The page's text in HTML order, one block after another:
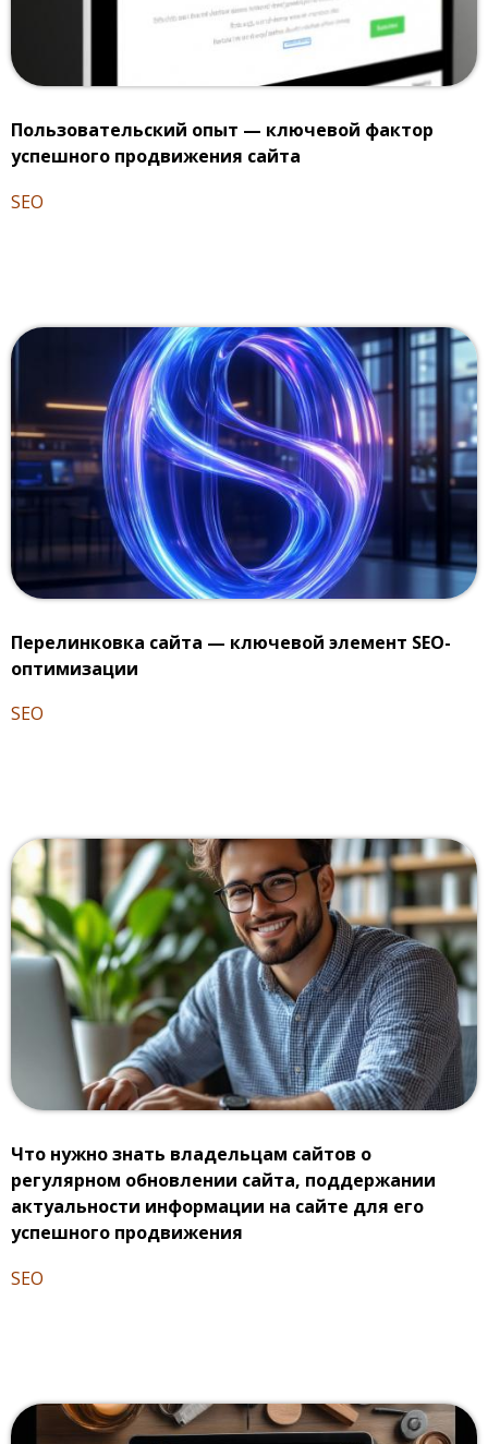
Пользовательский опыт — ключевой фактор
успешного продвижения сайта
SEO
Перелинковка сайта — ключевой элемент SEO-
оптимизации
SEO
Что нужно знать владельцам сайтов о
регулярном обновлении сайта, поддержании
актуальности информации на сайте для его
успешного продвижения
SEO